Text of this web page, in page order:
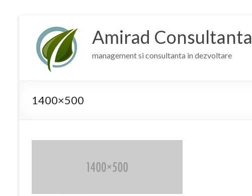
content
Amirad Consultanta
management si consultanta in dezvoltare
1400×500